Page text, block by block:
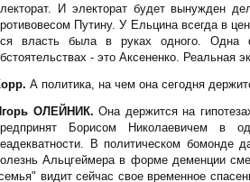
И электорат будет вынужден
Путину. У Ельцина всегда в
власть была в руках одного. Одна
- это Аксененко. Реальная
А политика, на чем она сегодня
ОЛЕЙНИК. Она держится на
Борисом Николаевичем в
В политическом бомонде
Альцгеймера в форме деменции
видит сейчас свое временное